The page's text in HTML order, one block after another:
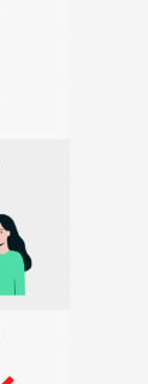
など
いと判断した方